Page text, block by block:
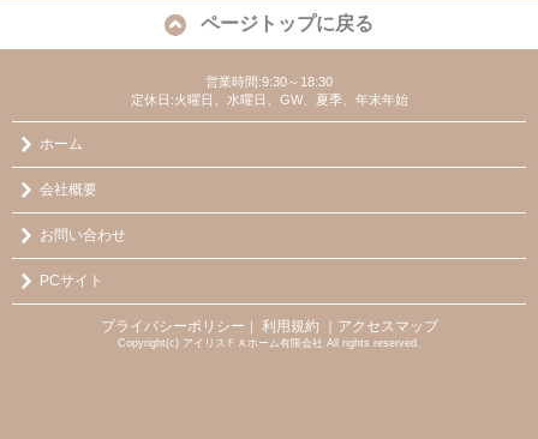
ページトップに戻る
営業時間:9:30～18:30
定休日:火曜日、水曜日、GW、夏季、年末年始
ホーム
会社概要
お問い合わせ
PCサイト
プライバシーポリシー ｜ 利用規約 ｜アクセスマップ
Copyright(c) アイリスＦＡホーム有限会社 All rights reserved.